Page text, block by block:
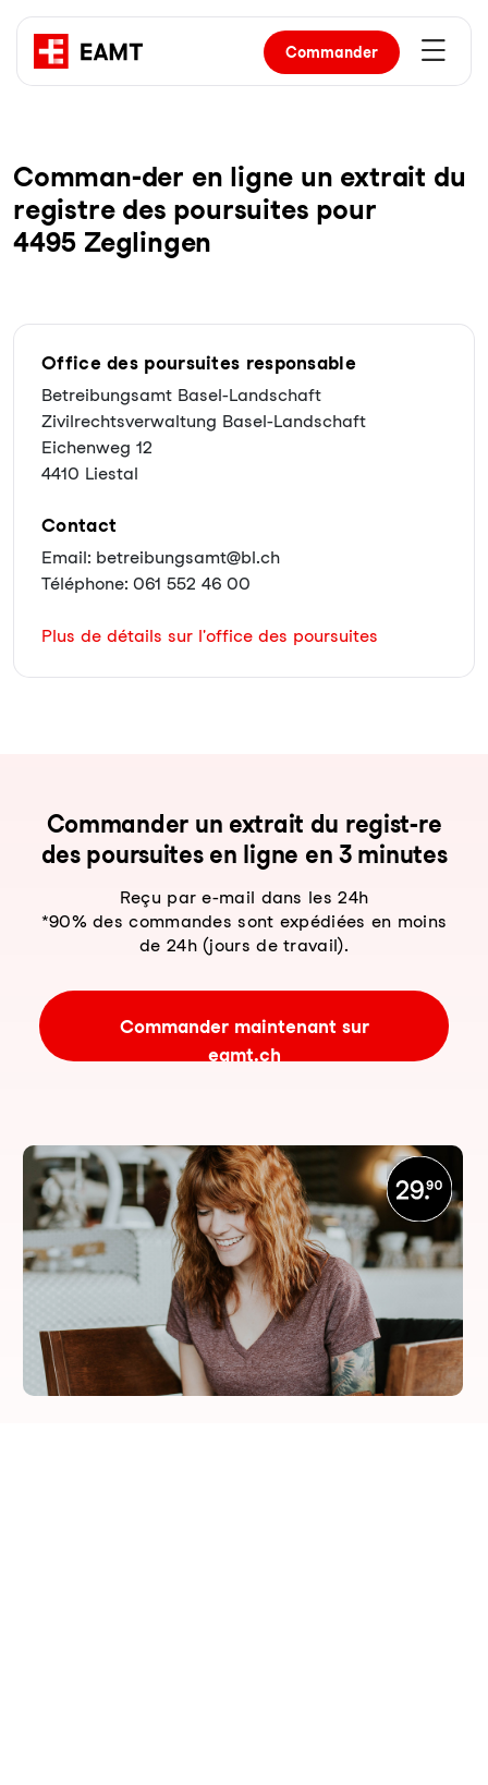
Commander
Com­man-der en li­gne un ex­trait du
re­gist­re des pour­sui­tes pour
4495 Zeglingen
Office des poursuites responsable
Betreibungsamt Basel-Landschaft
Zivilrechtsverwaltung Basel-Landschaft
Eichenweg 12
4410 Liestal
Contact
Email: betreibungsamt@bl.ch
Téléphone: 061 552 46 00
Plus de détails sur l'office des poursuites
Com­man­der un ex­trait du re­gist-re
des pour­sui­tes en li­gne en 3 mi­nu­tes
Reçu par e-mail dans les 24h
*90% des commandes sont expédiées en moins
de 24h (jours de travail).
Commander maintenant sur
eamt.ch